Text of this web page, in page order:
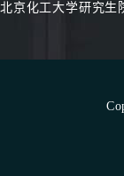
北京化工大学研究生